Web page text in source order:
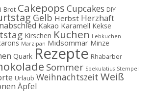
Brot Cakepops Cupcakes DIY
Gelb Herbst Herzhaft
Kakao Karamell Kekse
Kirschen Kuchen Lebkuchen
Marzipan Midsommar Minze
Quark Rezepte Rhabarber
Sommer Spekulatius Stempel
Urlaub Weihnachtszeit Weiß
Äpfel